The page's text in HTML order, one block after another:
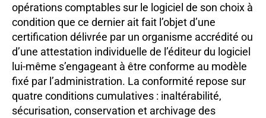
opérations comptables sur le logiciel de son choix à
condition que ce dernier ait fait l’objet d’une
certification délivrée par un organisme accrédité ou
d’une attestation individuelle de l’éditeur du logiciel
lui-même s’engageant à être conforme au modèle
fixé par l’administration. La conformité repose sur
quatre conditions cumulatives : inaltérabilité,
sécurisation, conservation et archivage des